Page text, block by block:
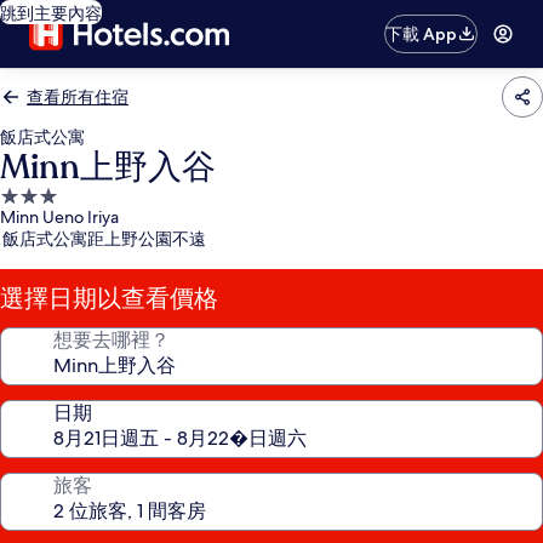
跳到主要內容
下載 App
查看所有住宿
飯店式公寓
Minn上野入谷
3.0
星
級
住
宿
Minn Ueno Iriya
飯店式公寓距上野公園不遠
選擇日期以查看價格
想要去哪裡？
日期
旅客